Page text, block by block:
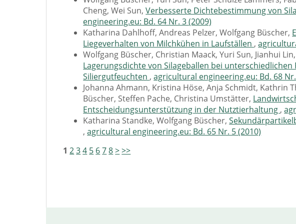
Cheng, Wei Sun,Verbesserte Dichtebestimmung von
engineering.eu: Bd. 64 Nr. 3 (2009)
Katharina Dahlhoff, Andreas Pelzer, Wolfgang Büscher,
Liegeverhalten von Milchkühen in Laufställen ,
Wolfgang Büscher, Christian Maack, Yuri Sun, Jianhui
Lagerungsdichte von Silageballen bei
Siliergutfeuchten ,agricultural engineering.eu: Bd. 68
Johanna Ahmann, Kristina Höse, Anja Schmidt, Kathrin
Büscher, Steffen Pache, Christina Umstätter,
Entscheidungsunterstützung in der Nutztierhaltung ,
Katharina Standke, Wolfgang Büscher,
,agricultural engineering.eu: Bd. 65 Nr. 5 (2010)
1 234 5 678>>>